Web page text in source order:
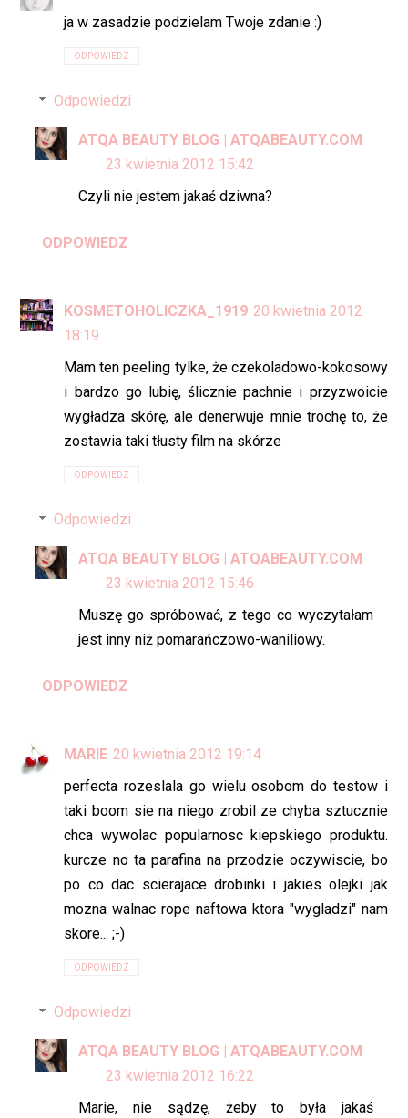
ja w zasadzie podzielam Twoje zdanie :)
ODPOWIEDZ
Odpowiedzi
ATQA BEAUTY BLOG | ATQABEAUTY.COM
23 kwietnia 2012 15:42
Czyli nie jestem jakaś dziwna?
ODPOWIEDZ
KOSMETOHOLICZKA_1919 20 kwietnia 2012
18:19
Mam ten peeling tylke, że czekoladowo-kokosowy
i bardzo go lubię, ślicznie pachnie i przyzwoicie
wygładza skórę, ale denerwuje mnie trochę to, że
zostawia taki tłusty film na skórze
ODPOWIEDZ
Odpowiedzi
ATQA BEAUTY BLOG | ATQABEAUTY.COM
23 kwietnia 2012 15:46
Muszę go spróbować, z tego co wyczytałam
jest inny niż pomarańczowo-waniliowy.
ODPOWIEDZ
MARIE 20 kwietnia 2012 19:14
perfecta rozeslala go wielu osobom do testow i
taki boom sie na niego zrobil ze chyba sztucznie
chca wywolac popularnosc kiepskiego produktu.
kurcze no ta parafina na przodzie oczywiscie, bo
po co dac scierajace drobinki i jakies olejki jak
mozna walnac rope naftowa ktora "wygladzi" nam
skore... ;-)
ODPOWIEDZ
Odpowiedzi
ATQA BEAUTY BLOG | ATQABEAUTY.COM
23 kwietnia 2012 16:22
Marie, nie sądzę, żeby to była jakaś